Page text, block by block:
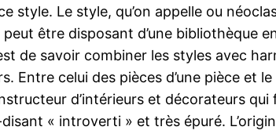
style. Le style, qu’on appelle ou
être disposant d’une bibliothèque
de savoir combiner les styles avec
Entre celui des pièces d’une pièce et
d’intérieurs et décorateurs qui
« introverti » et très épuré.